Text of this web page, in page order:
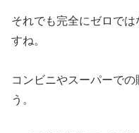
それでも完全にゼロで
すね。
コンビニやスーパーで
う。